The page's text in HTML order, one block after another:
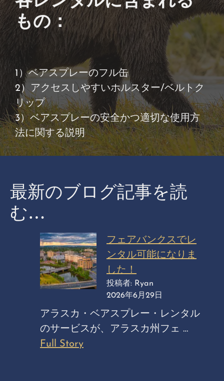
もの：
1）ベアスプレーのフル缶
2）アクセスしやすいホルスター/ベルトク
リップ
3）ベアスプレーの安全かつ適切な使用方
法に関する説明
最新のブログ記事を読
む…
フェアバンクスでレ
ンタル可能になりま
した！
投稿者: Ryan
2026年6月29日
アラスカ・ベアスプレー・レンタル
のサービスが、アラスカ州フェ …
Full Story